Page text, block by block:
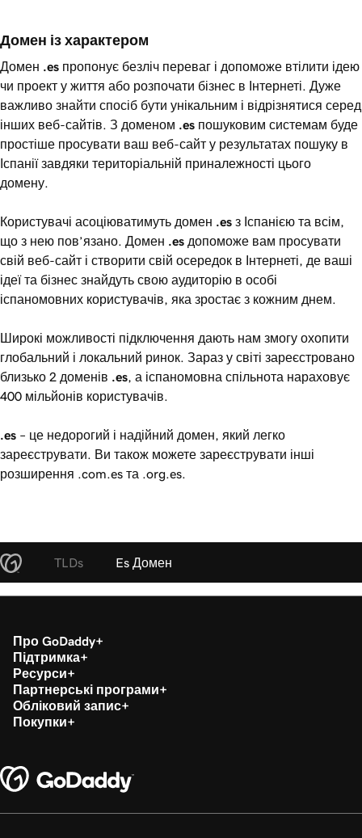
Домен із характером
Домен .es пропонує безліч переваг і допоможе втілити ідею
чи проект у життя або розпочати бізнес в Інтернеті. Дуже
важливо знайти спосіб бути унікальним і відрізнятися серед
інших веб-сайтів. З доменом .es пошуковим системам буде
простіше просувати ваш веб-сайт у результатах пошуку в
Іспанії завдяки територіальній приналежності цього
домену.
Користувачі асоціюватимуть домен .es з Іспанією та всім,
що з нею пов’язано. Домен .es допоможе вам просувати
свій веб-сайт і створити свій осередок в Інтернеті, де ваші
ідеї та бізнес знайдуть свою аудиторію в особі
іспаномовних користувачів, яка зростає з кожним днем.
Широкі можливості підключення дають нам змогу охопити
глобальний і локальний ринок. Зараз у світі зареєстровано
близько 2 доменів .es , а іспаномовна спільнота нараховує
400 мільйонів користувачів.
.es – це недорогий і надійний домен, який легко
зареєструвати. Ви також можете зареєструвати інші
розширення .com.es та .org.es.
TLDs Es Домен
Про GoDaddy
Підтримка
Ресурси
Партнерські програми
Обліковий запис
Покупки